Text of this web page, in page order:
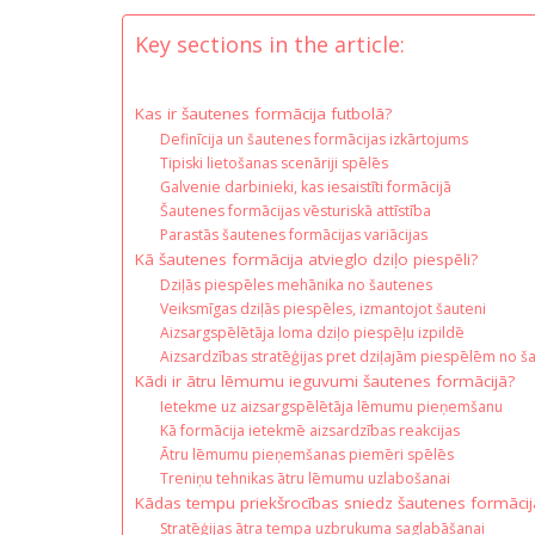
Key sections in the article:
Kas ir šautenes formācija futbolā?
Definīcija un šautenes formācijas izkārtojums
Tipiski lietošanas scenāriji spēlēs
Galvenie darbinieki, kas iesaistīti formācijā
Šautenes formācijas vēsturiskā attīstība
Parastās šautenes formācijas variācijas
Kā šautenes formācija atvieglo dziļo piespēli?
Dziļās piespēles mehānika no šautenes
Veiksmīgas dziļās piespēles, izmantojot šauteni
Aizsargspēlētāja loma dziļo piespēļu izpildē
Aizsardzības stratēģijas pret dziļajām piespēlēm no
Kādi ir ātru lēmumu ieguvumi šautenes formācijā?
Ietekme uz aizsargspēlētāja lēmumu pieņemšanu
Kā formācija ietekmē aizsardzības reakcijas
Ātru lēmumu pieņemšanas piemēri spēlēs
Treniņu tehnikas ātru lēmumu uzlabošanai
Kādas tempu priekšrocības sniedz šautenes
Stratēģijas ātra tempa uzbrukuma saglabāšanai